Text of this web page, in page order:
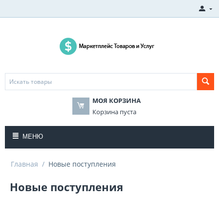
МОЯ КОРЗИНА
Корзина пуста
МЕНЮ
Главная / Новые поступления
Новые поступления